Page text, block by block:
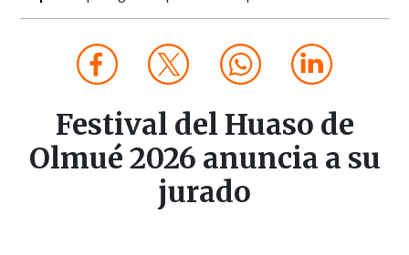
Festival del Huaso de
Olmué 2026 anuncia a su
jurado